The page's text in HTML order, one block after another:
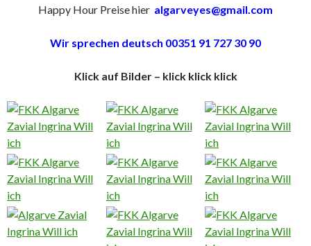
Happy Hour Preise hier algarveyes@gmail.com
Wir sprechen deutsch 00351 91 727 30 90
Klick auf Bilder – klick klick klick